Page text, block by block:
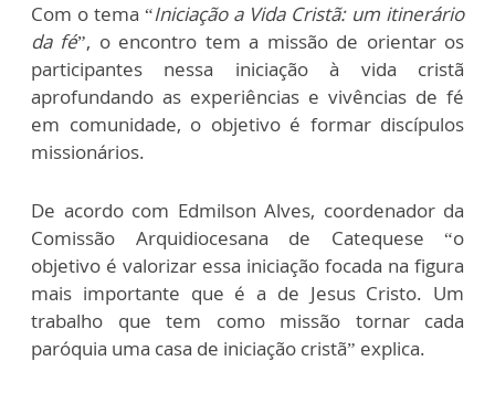
Com o tema “Iniciação a Vida Cristã: um itinerário
da fé”, o encontro tem a missão de orientar os
participantes nessa iniciação à vida cristã
aprofundando as experiências e vivências de fé
em comunidade, o objetivo é formar discípulos
missionários.
De acordo com Edmilson Alves, coordenador da
Comissão Arquidiocesana de Catequese “o
objetivo é valorizar essa iniciação focada na figura
mais importante que é a de Jesus Cristo. Um
trabalho que tem como missão tornar cada
paróquia uma casa de iniciação cristã” explica.